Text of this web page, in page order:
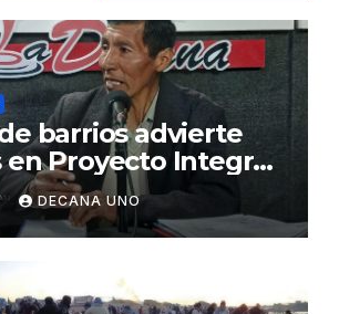
barrios advierte
en Proyecto Integral
y Alcantarillado para
DECANA UNO